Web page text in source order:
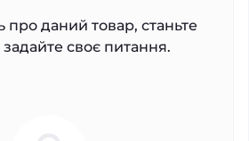
про даний товар, станьте
своє питання.